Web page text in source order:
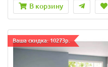
В корзину
Ваша скидка: 10273р.